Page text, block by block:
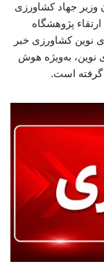
وزیر جهاد کشاورزی
پژوهشگاه
نوین کشاورزی خبر
نوین، به‌ویژه هوش
است.